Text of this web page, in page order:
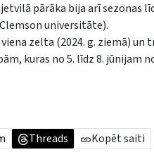
pārāka bija arī sezonas
universitāte).
zelta (2024. g. ziemā)
kuras no 5. līdz 8. jūnijam
Threads Kopēt saiti